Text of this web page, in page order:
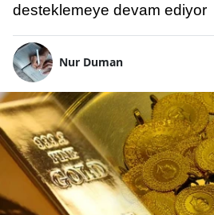
desteklemeye devam ediyor
Nur Duman